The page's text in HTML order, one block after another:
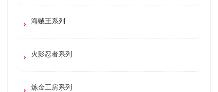
海贼王系列
火影忍者系列
炼金工房系列